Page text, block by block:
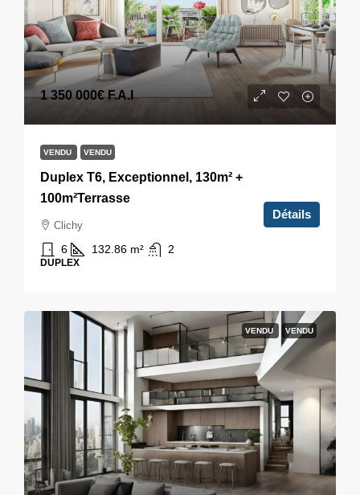
1 350 000€F.A.I
VENDU VENDU
Duplex T6, Exceptionnel, 130m² +
100m²Terrasse
Clichy
6 132.86 m² 2
DUPLEX
Détails
VENDU VENDU